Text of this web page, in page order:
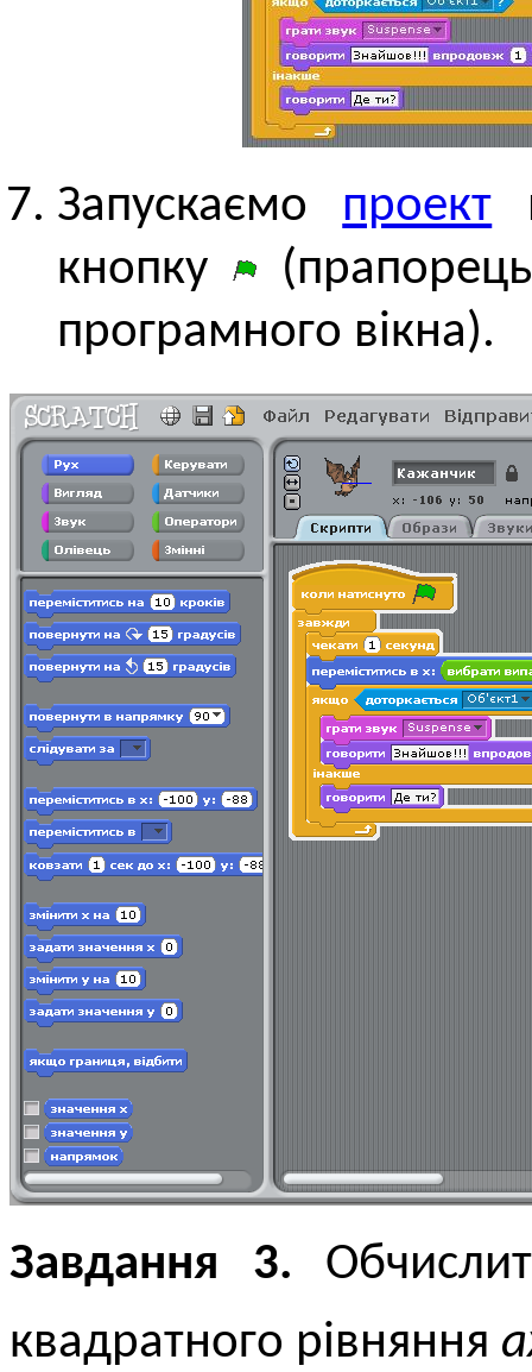
Запускаємо проект
кнопку
програмного вікна).
Завдання 3.
квадратного рівняння